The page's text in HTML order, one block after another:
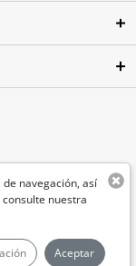
navegación, así
nuestra
Aceptar